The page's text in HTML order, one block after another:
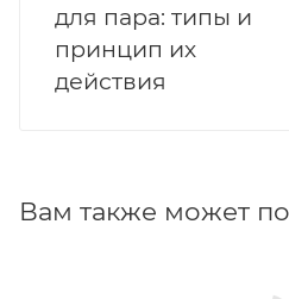
для пара: типы и
принцип их
действия
Вам также может